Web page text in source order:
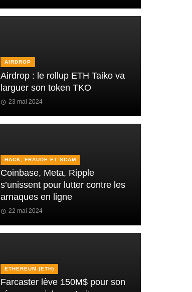
AIRDROP
Airdrop : le rollup ETH Taiko va
larguer son token TKO
23 mai 2024
HACK, FRAUDE ET SCAM
Coinbase, Meta, Ripple
s’unissent pour lutter contre les
arnaques en ligne
22 mai 2024
ETHEREUM (ETH)
Farcaster lève 150M$ pour son